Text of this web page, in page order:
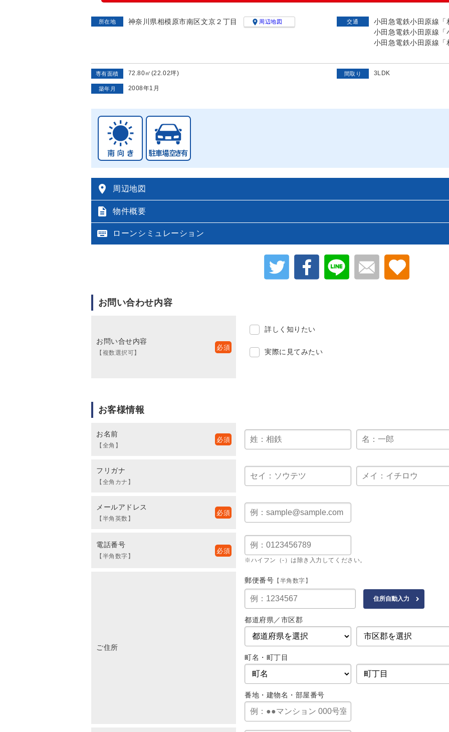
所在地 神奈川県相模原市南区文京２丁目 周辺地図 交通
小田急電鉄小田原線
小田急電鉄小田原線
小田急電鉄小田原線
専有面積 72.80㎡(22.02坪) 間取り 3LDK
築年月 2008年1月
 周辺地図
 物件概要
 ローンシミュレーション
お問い合わせ内容
お問い合せ内容
【複数選択可】
詳しく知りたい
実際に見てみたい
お客様情報
お名前
【全角】
フリガナ
【全角カナ】
メールアドレス
【半角英数】
電話番号
【半角数字】
※ハイフン（-）は除き入力してください。
ご住所
郵便番号 【半角数字】
都道府県／市区郡
町名・町丁目
番地・建物名・部屋番号